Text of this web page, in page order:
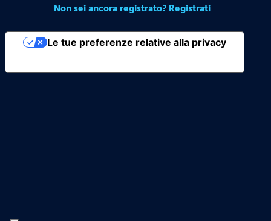
Non sei ancora registrato? Registrati
Le tue preferenze relative alla privacy